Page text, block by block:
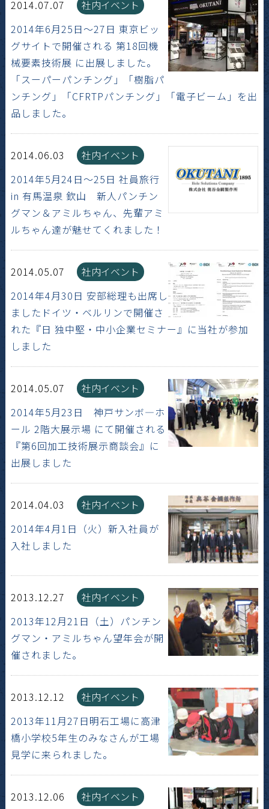
2014.07.07
社内イベント
2014年6月25日～27日 東京ビッ
グサイトで開催される 第18回機
械要素技術展 に出展しました。
「スーパーパンチング」「樹脂パ
ンチング」「CFRTPパンチング」「電子ビーム」を出
品しました。
2014.06.03
社内イベント
2014年5月24日～25日 社員旅行
in 有馬温泉 欽山 新人パンチン
グマン＆アミルちゃん、先輩アミ
ルちゃん達が魅せてくれました！
2014.05.07
社内イベント
2014年4月30日 安部総理も出席し
ましたドイツ・ベルリンで開催さ
れた『日 独中堅・中小企業セミナー』に当社が参加
しました
2014.05.07
社内イベント
2014年5月23日 神戸サンボ―ホ
ール 2階大展示場 にて開催される
『第6回加工技術展示商談会』に
出展しました
2014.04.03
社内イベント
2014年4月1日（火）新入社員が
入社しました
2013.12.27
社内イベント
2013年12月21日（土）パンチン
グマン・アミルちゃん望年会が開
催されました。
2013.12.12
社内イベント
2013年11月27日明石工場に高津
橋小学校5年生のみなさんが工場
見学に来られました。
2013.12.06
社内イベント